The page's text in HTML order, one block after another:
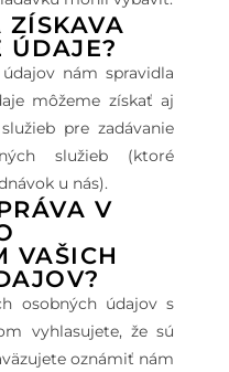
ZÍSKAVA
ÚDAJE?
nám spravidla
môžeme získať aj
pre zadávanie
služieb (ktoré
u nás).
V
VAŠICH
osobných údajov s
vyhlasujete, že sú
oznámiť nám